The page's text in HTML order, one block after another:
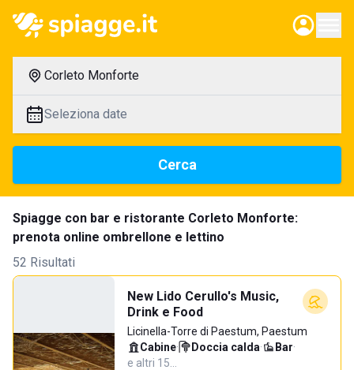
Corleto Monforte
Seleziona date
Cerca
Spiagge con bar e ristorante Corleto Monforte:
prenota online ombrellone e lettino
52 Risultati
New Lido Cerullo's Music,
Drink e Food
Licinella-Torre di Paestum, Paestum
Cabine· Doccia calda· Bar·
e altri 15…